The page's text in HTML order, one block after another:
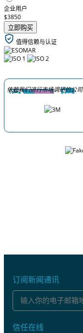
企业用户
$3850
立即购买
值得信赖与认证
依赖我们进行市场调研的公司
订阅新闻通讯
信任在线